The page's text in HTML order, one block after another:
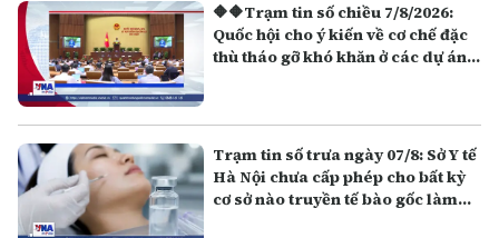
🔶🔶Trạm tin số chiều 7/8/2026:
Quốc hội cho ý kiến về cơ chế đặc
thù tháo gỡ khó khăn ở các dự án,
Trạm tin số trưa ngày 07/8: Sở Y tế
Hà Nội chưa cấp phép cho bất kỳ
cơ sở nào truyền tế bào gốc làm